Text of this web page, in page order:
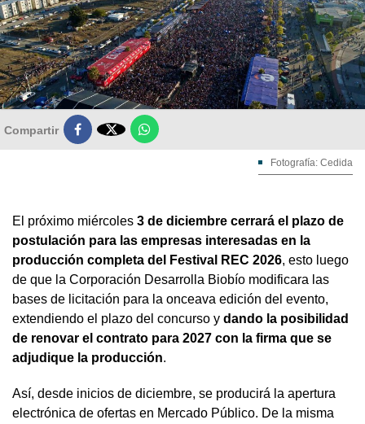
Compartir 
Fotografía: Cedida
El próximo miércoles 3 de diciembre cerrará el plazo de
postulación para las empresas interesadas en la
producción completa del Festival REC 2026, esto luego
de que la Corporación Desarrolla Biobío modificara las
bases de licitación para la onceava edición del evento,
extendiendo el plazo del concurso y dando la posibilidad
de renovar el contrato para 2027 con la firma que se
adjudique la producción.
Así, desde inicios de diciembre, se producirá la apertura
electrónica de ofertas en Mercado Público. De la misma